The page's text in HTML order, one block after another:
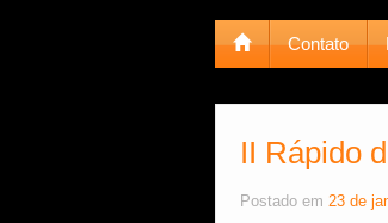
Contato
II Rápido
Postado em 23 de